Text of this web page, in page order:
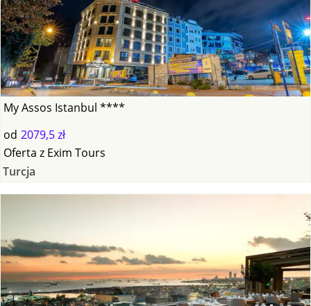
My Assos Istanbul ****
od 2079,5 zł
Oferta z Exim Tours
Turcja